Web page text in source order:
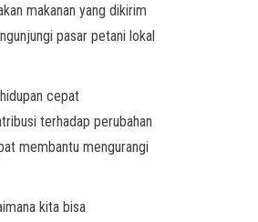
makanan yang dikirim
pasar petani lokal
cepat
terhadap perubahan
membantu mengurangi
kita bisa